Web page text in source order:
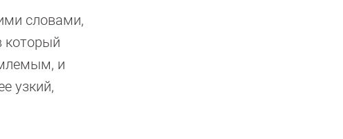
словами,
который
и
узкий,